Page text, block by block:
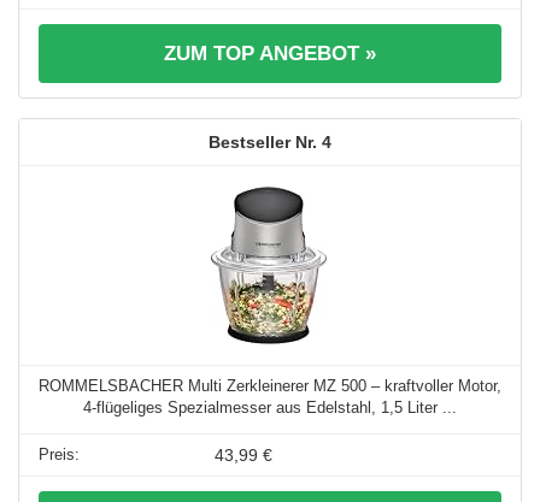
ZUM TOP ANGEBOT »
4
ROMMELSBACHER Multi Zerkleinerer MZ 500 – kraftvoller Motor,
4-flügeliges Spezialmesser aus Edelstahl, 1,5 Liter ...
43,99 €